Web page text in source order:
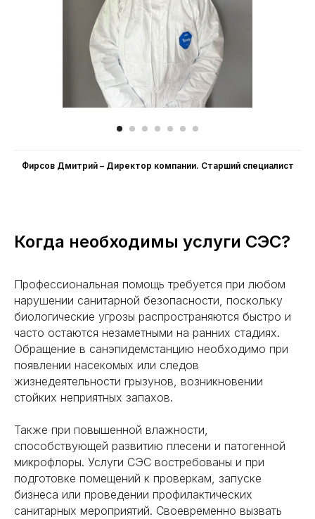
Фирсов Дмитрий – Директор компании. Cтарший специалист
Когда необходимы услуги СЭС?
Профессиональная помощь требуется при любом
нарушении санитарной безопасности, поскольку
биологические угрозы распространяются быстро и
часто остаются незаметными на ранних стадиях.
Обращение в санэпидемстанцию необходимо при
появлении насекомых или следов
жизнедеятельности грызунов, возникновении
стойких неприятных запахов.
Также при повышенной влажности,
способствующей развитию плесени и патогенной
микрофлоры. Услуги СЭС востребованы и при
подготовке помещений к проверкам, запуске
бизнеса или проведении профилактических
санитарных мероприятий. Своевременно вызвать
rosgorses@ya.ru
Чешуйницы
Моль
Мухи
Блохи
Клопы
Дезинсекция
Мыши
Дератизация
Плесень и грибок
Дез. после смерти
Дезинфекция
Цены
О нас